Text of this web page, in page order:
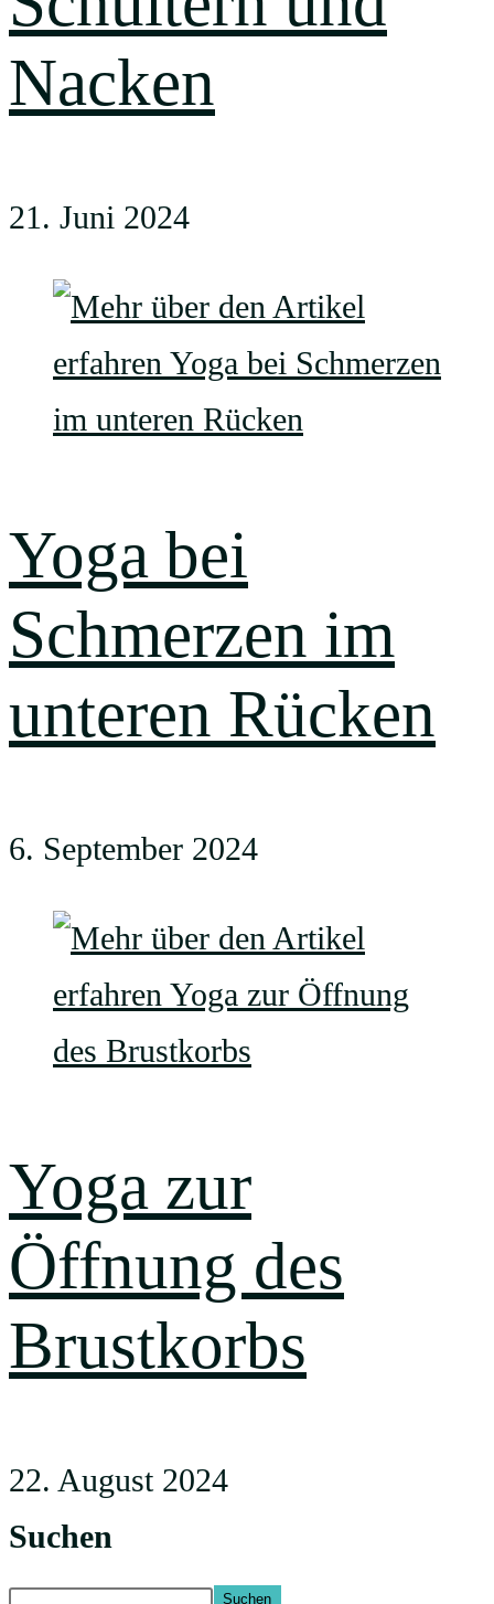
Nacken
21. Juni 2024
Yoga bei
Schmerzen im
unteren Rücken
6. September 2024
Yoga zur
Öffnung des
Brustkorbs
22. August 2024
Suchen
Suchen